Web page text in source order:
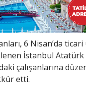
6 Nisan’da
İstanbul Atatürk
çalışanlarına
etti.